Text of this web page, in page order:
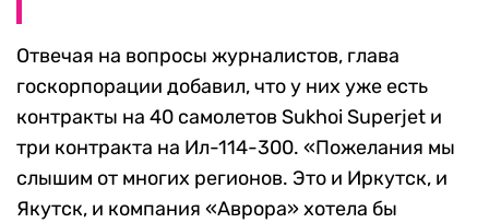
Отвечая на вопросы журналистов, глава
госкорпорации добавил, что у них уже есть
контракты на 40 самолетов Sukhoi Superjet и
три контракта на Ил-114-300. «Пожелания мы
слышим от многих регионов. Это и Иркутск, и
Якутск, и компания «Аврора» хотела бы